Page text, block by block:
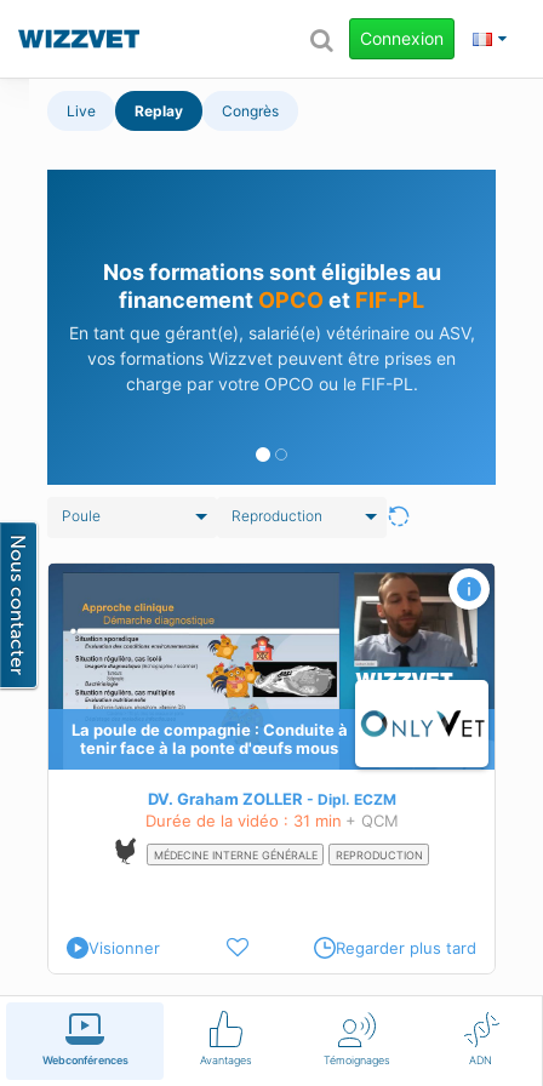
Webconférences Avantages Témoignages ADN
Connexion
Live Replay Congrès
Nos formations sont éligibles au
financement OPCOet FIF-PL
En tant que gérant(e), salarié(e) vétérinaire ou ASV,
vos formations Wizzvet peuvent être prises en
charge par votre OPCO ou le FIF-PL.
Poule Reproduction
La poule de compagnie : Conduite à
tenir face à la ponte d'œufs mous
DV. Graham ZOLLER Dipl. ECZM
Durée de la vidéo : 31 min + QCM
MÉDECINE INTERNE GÉNÉRALE REPRODUCTION
Visionner Regarder plus tard
Français Conditions d'utilisation Nous contacter